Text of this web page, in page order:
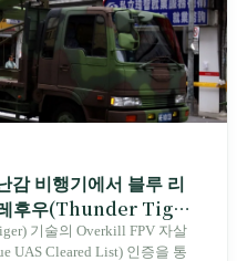
감 비행기에서 블루 리
후우(Thunder Tiger)
기술의 Overkill FPV 자살
UAS Cleared List) 인증을 통